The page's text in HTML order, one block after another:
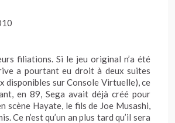
filiations. Si le jeu original n’a été
a pourtant eu droit à deux suites
disponibles sur Console Virtuelle), ce
en 89, Sega avait déjà créé pour
scène Hayate, le fils de Joe Musashi,
Ce n’est qu’un an plus tard qu’il sera